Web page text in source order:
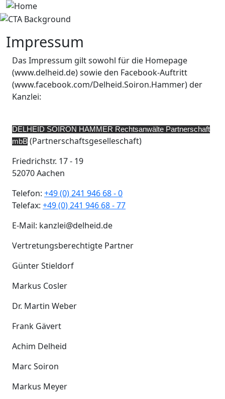
Skip to main content
Image
Impressum
Das Impressum gilt sowohl für die Homepage
(www.delheid.de) sowie den Facebook-Auftritt
(www.facebook.com/Delheid.Soiron.Hammer) der
Kanzlei:
DELHEID SOIRON HAMMER Rechtsanwälte Partnerschaft
mbB (Partnerschaftsgeselleschaft)
Friedrichstr. 17 - 19
52070 Aachen
Telefon: +49 (0) 241 946 68 - 0
Telefax: +49 (0) 241 946 68 - 77
E-Mail: kanzlei@delheid.de
Vertretungsberechtigte Partner
Günter Stieldorf
Markus Cosler
Dr. Martin Weber
Frank Gävert
Achim Delheid
Marc Soiron
Markus Meyer